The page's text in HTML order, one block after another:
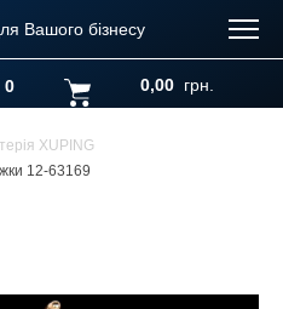
Вашого бізнесу
0 0,00 грн.
XUPING
12-63169